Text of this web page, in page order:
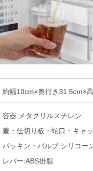
約幅10cm×奥行き31.5cm×
容器:メタクリルスチレン
蓋・仕切り板・蛇口・キャ
パッキン・バルブ:シリコー
レバー:ABS掛脂